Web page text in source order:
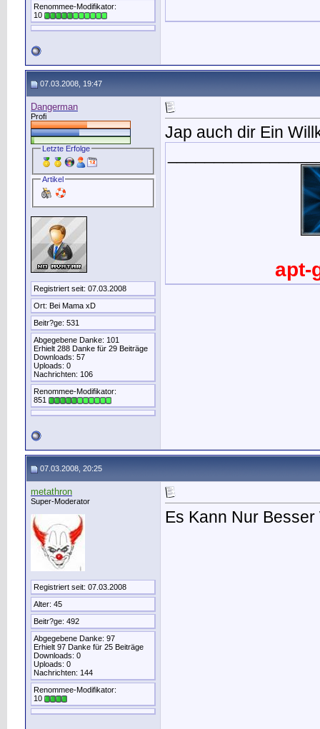
Renommee-Modifikator:
10
07.03.2008, 19:47
Dangerman
Profi
Letzte Erfolge
Artikel
Registriert seit: 07.03.2008
Ort: Bei Mama xD
Beitr?ge: 531
Abgegebene Danke: 101
Erhielt 288 Danke für 29 Beiträge
Downloads: 57
Uploads: 0
Nachrichten: 106
Renommee-Modifikator:
851
Jap auch dir Ein
apt-
07.03.2008, 20:25
metathron
Super-Moderator
Registriert seit: 07.03.2008
Alter: 45
Beitr?ge: 492
Abgegebene Danke: 97
Erhielt 97 Danke für 25 Beiträge
Downloads: 0
Uploads: 0
Nachrichten: 144
Renommee-Modifikator:
10
Es Kann Nur Besser